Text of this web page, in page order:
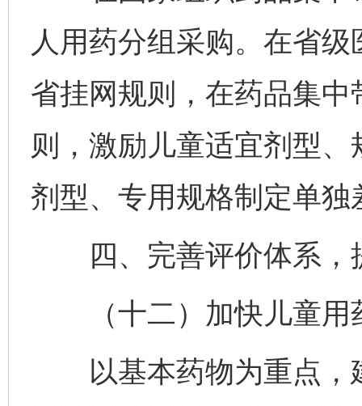
人用药分组采购。在省
省挂网规则，在药品集
则，激励儿童适宜剂型
剂型、专用规格制定单独
四、完善评价体系，
（十二）加快儿童用
以基本药物为重点，